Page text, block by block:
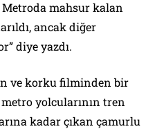
mahsur kalan
ancak diğer
diye yazdı.
ve korku filminden bir
yolcularının tren
kadar çıkan çamurlu